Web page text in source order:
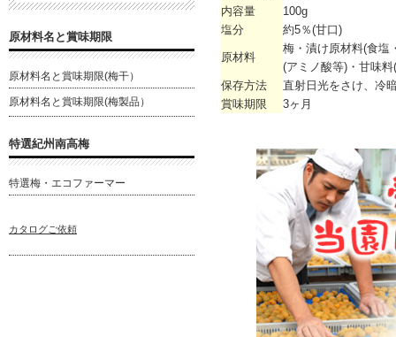
内容量
100g
塩分
約5％(甘口)
原材料
梅・漬け原材料(食塩
(アミノ酸等)・甘味
保存方法
直射日光をさけ、冷
賞味期限
3ヶ月
原材料名と賞味期限
原材料名と賞味期限(梅干）
原材料名と賞味期限(梅製品）
特選紀州南高梅
特選梅・エコファーマー
カタログご依頼